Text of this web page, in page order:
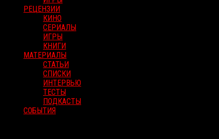
РЕЦЕНЗИИ
КИНО
СЕРИАЛЫ
ИГРЫ
КНИГИ
МАТЕРИАЛЫ
СТАТЬИ
СПИСКИ
ИНТЕРВЬЮ
ТЕСТЫ
ПОДКАСТЫ
СОБЫТИЯ